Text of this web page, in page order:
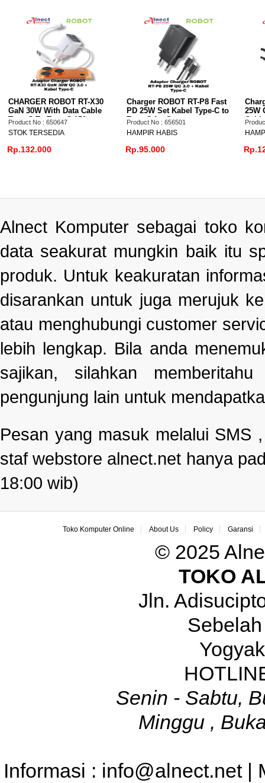
Rp.132.000
CHARGER ROBOT RT-X30
GaN 30W With Data Cable
Type-C To Type-C 150cm
Product No : 650647
STOK TERSEDIA
Rp.95.000
Charger ROBOT RT-P8 Fast
PD 25W Set Kabel Type-C to
Type-C for Samsung
Product No : 656501
HAMPIR HABIS
25W
Alnect Komputer sebagai toko
data seakurat mungkin baik itu
produk. Untuk keakuratan
disarankan untuk juga merujuk
atau menghubungi customer
lebih lengkap. Bila anda
sajikan, silahkan
pengunjung lain untuk
Pesan yang masuk melalui SMS
staf webstore alnect.net hanya
18:00 wib)
Toko Komputer Online About Us Policy Garansi
© 2025
TOKO
Jln.
Senin - Sabtu,
Minggu ,
Informasi : info@alnect.net |